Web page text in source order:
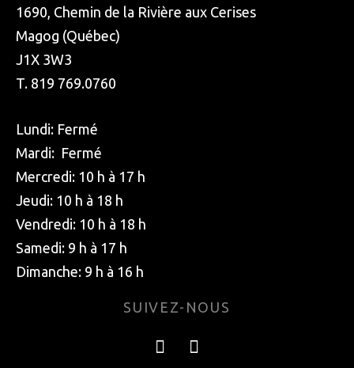
1690, Chemin de la Rivière aux Cerises
Magog (Québec)
J1X 3W3
T. 819 769.0760
Lundi: Fermé
Mardi: Fermé
Mercredi: 10 h à 17 h
Jeudi: 10 h à 18 h
Vendredi: 10 h à 18 h
Samedi: 9 h à 17 h
Dimanche: 9 h à 16 h
SUIVEZ-NOUS